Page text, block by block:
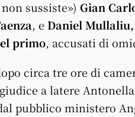
sussiste») Gian
, e Daniel
primo, accusati di
circa tre ore di
a latere
pubblico ministero